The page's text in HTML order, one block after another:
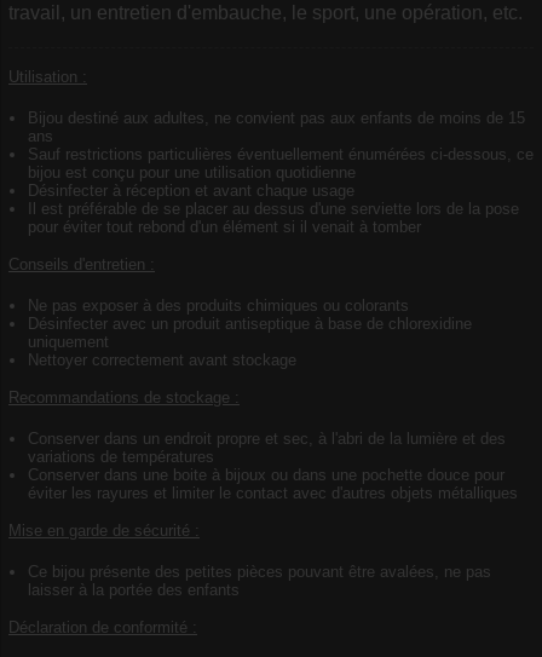
travail, un entretien d'embauche, le sport, une opération, etc.
Utilisation :
Bijou destiné aux adultes, ne convient pas aux enfants de moins de 15
ans
Sauf restrictions particulières éventuellement énumérées ci-dessous, ce
bijou est conçu pour une utilisation quotidienne
Désinfecter à réception et avant chaque usage
Il est préférable de se placer au dessus d'une serviette lors de la pose
pour éviter tout rebond d'un élément si il venait à tomber
Conseils d'entretien :
Ne pas exposer à des produits chimiques ou colorants
Désinfecter avec un produit antiseptique à base de chlorexidine
uniquement
Nettoyer correctement avant stockage
Recommandations de stockage :
Conserver dans un endroit propre et sec, à l'abri de la lumière et des
variations de températures
Conserver dans une boite à bijoux ou dans une pochette douce pour
éviter les rayures et limiter le contact avec d'autres objets métalliques
Mise en garde de sécurité :
Ce bijou présente des petites pièces pouvant être avalées, ne pas
laisser à la portée des enfants
Déclaration de conformité :